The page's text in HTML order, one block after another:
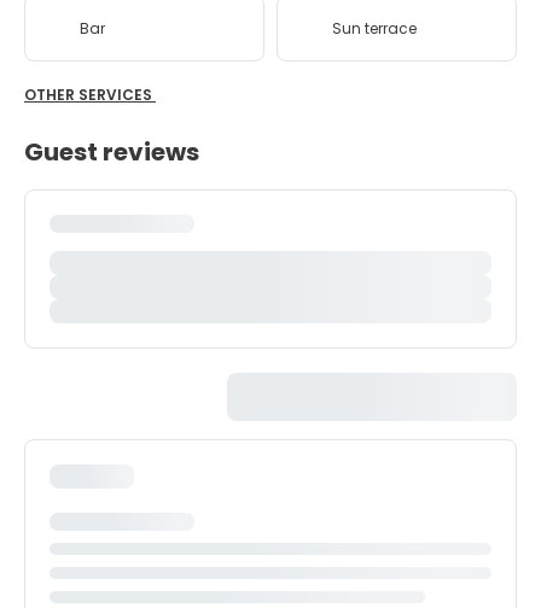
Bar Sun terrace
OTHER SERVICES
Guest reviews